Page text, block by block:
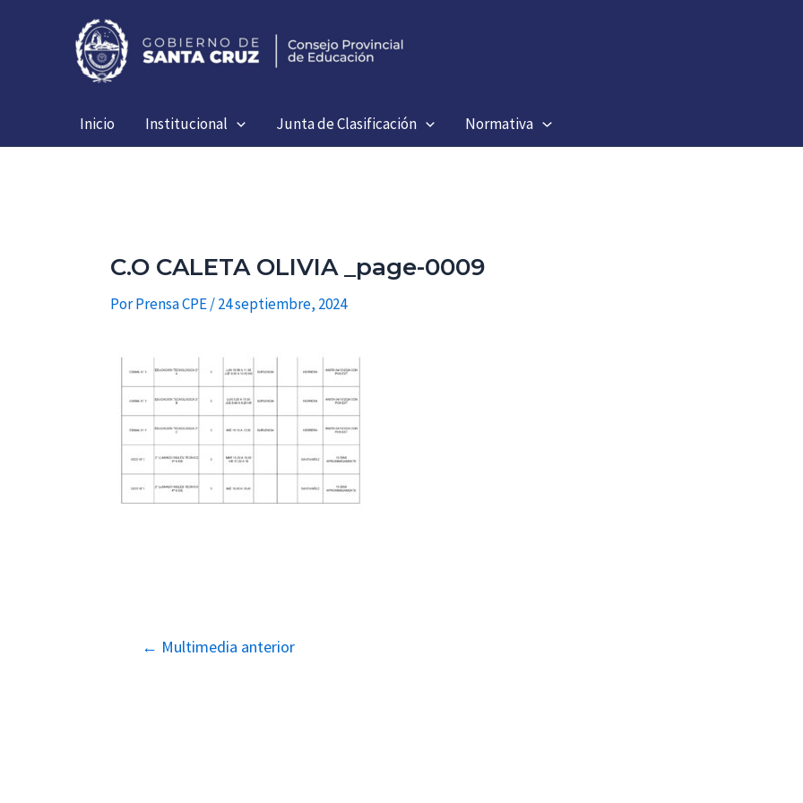
Inicio Institucional Junta de Clasificación Normativa
C.O CALETA OLIVIA _page-0009
PorPrensa CPE/24 septiembre, 2024
Navegación
← Multimedia anterior